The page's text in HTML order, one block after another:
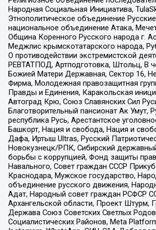
Народная Социальная Инициатива,
Этнополитическое объединение
национальное объединение Атака,
Община Коренного Русского народа г.
Меджлис крымскотатарского народа,
О противодействии экстремистской
РЕВТАТПОД, Артподготовка, Штольц, В
Божией Матери Державная, Сектор 16,
Фирма, Молодежная правозащитная
Правды и Единения, Каракольская
Автоград Крю, Союз Славянских Сил
Благотворительный пансионат Ак Умут,
республика Русь, Арестантское
Башкорт, Нация и свобода, Нация и
Дафа, Иртыш Ultras, Русский
Новокузнецк/РПК, Сибирский
борьбы с коррупцией, Фонд защиты
Навального, Совет граждан СССР
Краснодара, Мужское государство,
объединение русского движения,
Адат, Народный совет граждан РСФСР
Архангельской области, Проект Штурм,
Держава Союз Советских Светлых
Социалистических Районов, Meta